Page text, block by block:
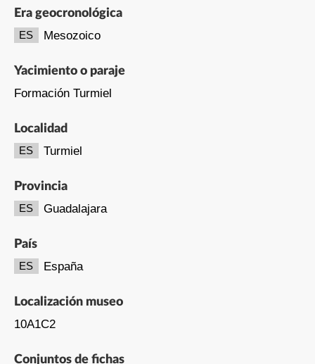
Era geocronológica
ES Mesozoico
Yacimiento o paraje
Formación Turmiel
Localidad
ES Turmiel
Provincia
ES Guadalajara
País
ES España
Localización museo
10A1C2
Conjuntos de fichas